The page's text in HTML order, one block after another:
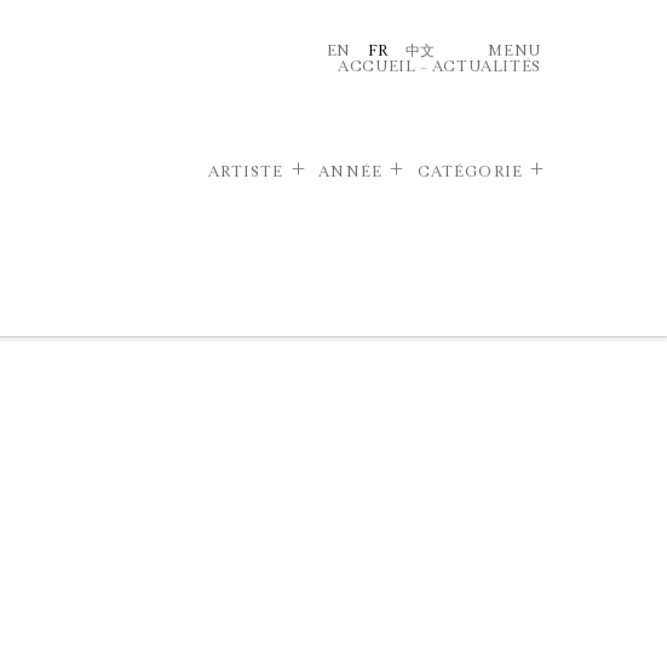
EN FR 中文
MENU
ACCUEIL – ACTUALITÉS
ARTISTE ANNÉE CATÉGORIE